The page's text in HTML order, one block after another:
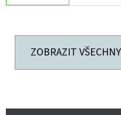
ZOBRAZIT